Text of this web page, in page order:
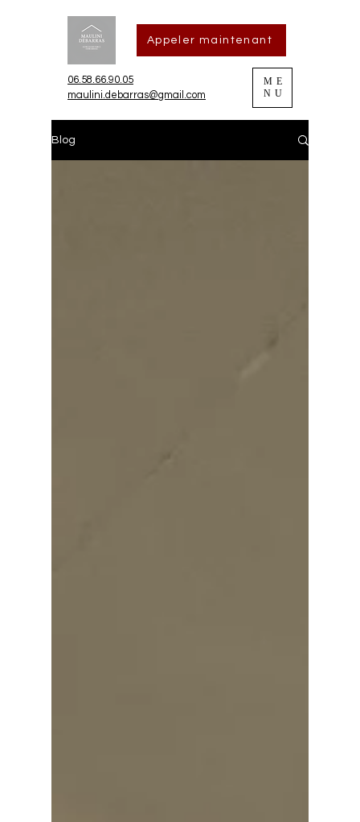
Appeler maintenant
06.58.66.90.05
maulini.debarras@gmail.com
ME
NU
Blog